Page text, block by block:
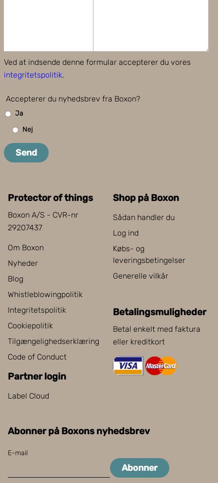
Ved at indsende denne formular accepterer du vores
integritetspolitik.
Accepterer du nyhedsbrev fra Boxon?
Ja
Nej
Send
Protector of things
Boxon A/S - CVR-nr
29207437
Om Boxon
Nyheder
Blog
Whistleblowingpolitik
Integritetspolitik
Cookiepolitik
Tilgængelighedserklæring
Code of Conduct
Partner login
Label Cloud
Shop på Boxon
Sådan handler du
Log ind
Købs- og
leveringsbetingelser
Generelle vilkår
Betalingsmuligheder
Betal enkelt med faktura
eller kreditkort
Abonner på Boxons nyhedsbrev
E-mail
Abonner